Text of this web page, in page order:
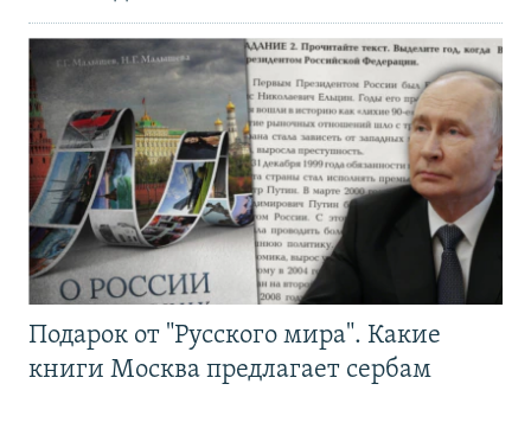
Подарок от "Русского мира". Какие
книги Москва предлагает сербам